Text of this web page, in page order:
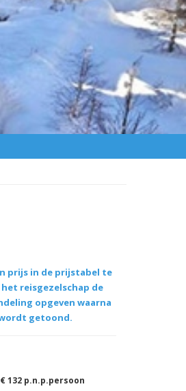
prijs in de prijstabel te
reisgezelschap de
opgeven waarna
getoond.
€ 132 p.n.p.persoon